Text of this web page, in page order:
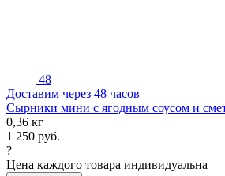
48
Доставим через 48 часов
Сырники мини с ягодным соусом и
0,36 кг
1 250 руб.
?
Цена каждого товара индивидуальна